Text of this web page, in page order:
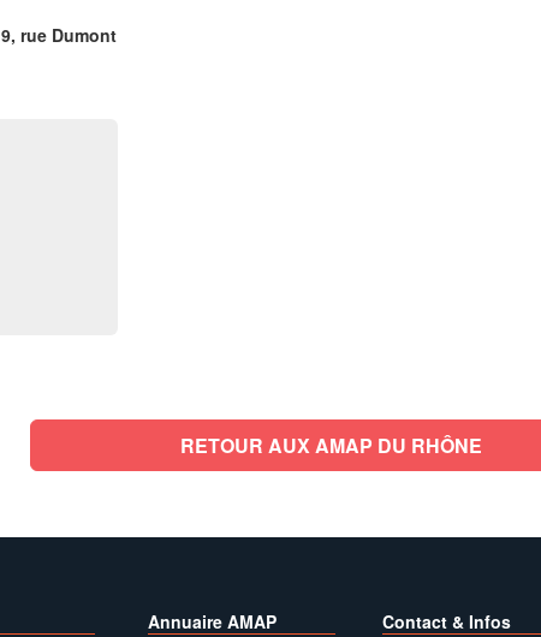
rue Dumont
RETOUR AUX AMAP DU RHÔNE
Annuaire AMAP Contact & Infos